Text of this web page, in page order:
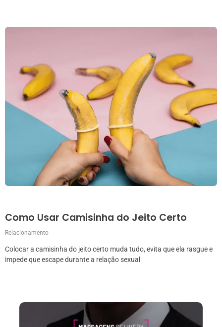
Como Usar Camisinha do Jeito Certo
Relacionamento
Colocar a camisinha do jeito certo muda tudo, evita que ela rasgue e
impede que escape durante a relação sexual